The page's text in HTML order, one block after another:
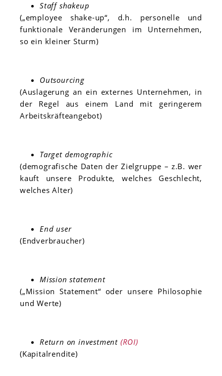
Staff shakeup
(„employee shake-up“, d.h. personelle und
funktionale Veränderungen im Unternehmen,
so ein kleiner Sturm)
Outsourcing
(Auslagerung an ein externes Unternehmen, in
der Regel aus einem Land mit geringerem
Arbeitskräfteangebot)
Target demographic
(demografische Daten der Zielgruppe – z.B. wer
kauft unsere Produkte, welches Geschlecht,
welches Alter)
End user
(Endverbraucher)
Mission statement
(„Mission Statement“ oder unsere Philosophie
und Werte)
Return on investment (ROI)
(Kapitalrendite)